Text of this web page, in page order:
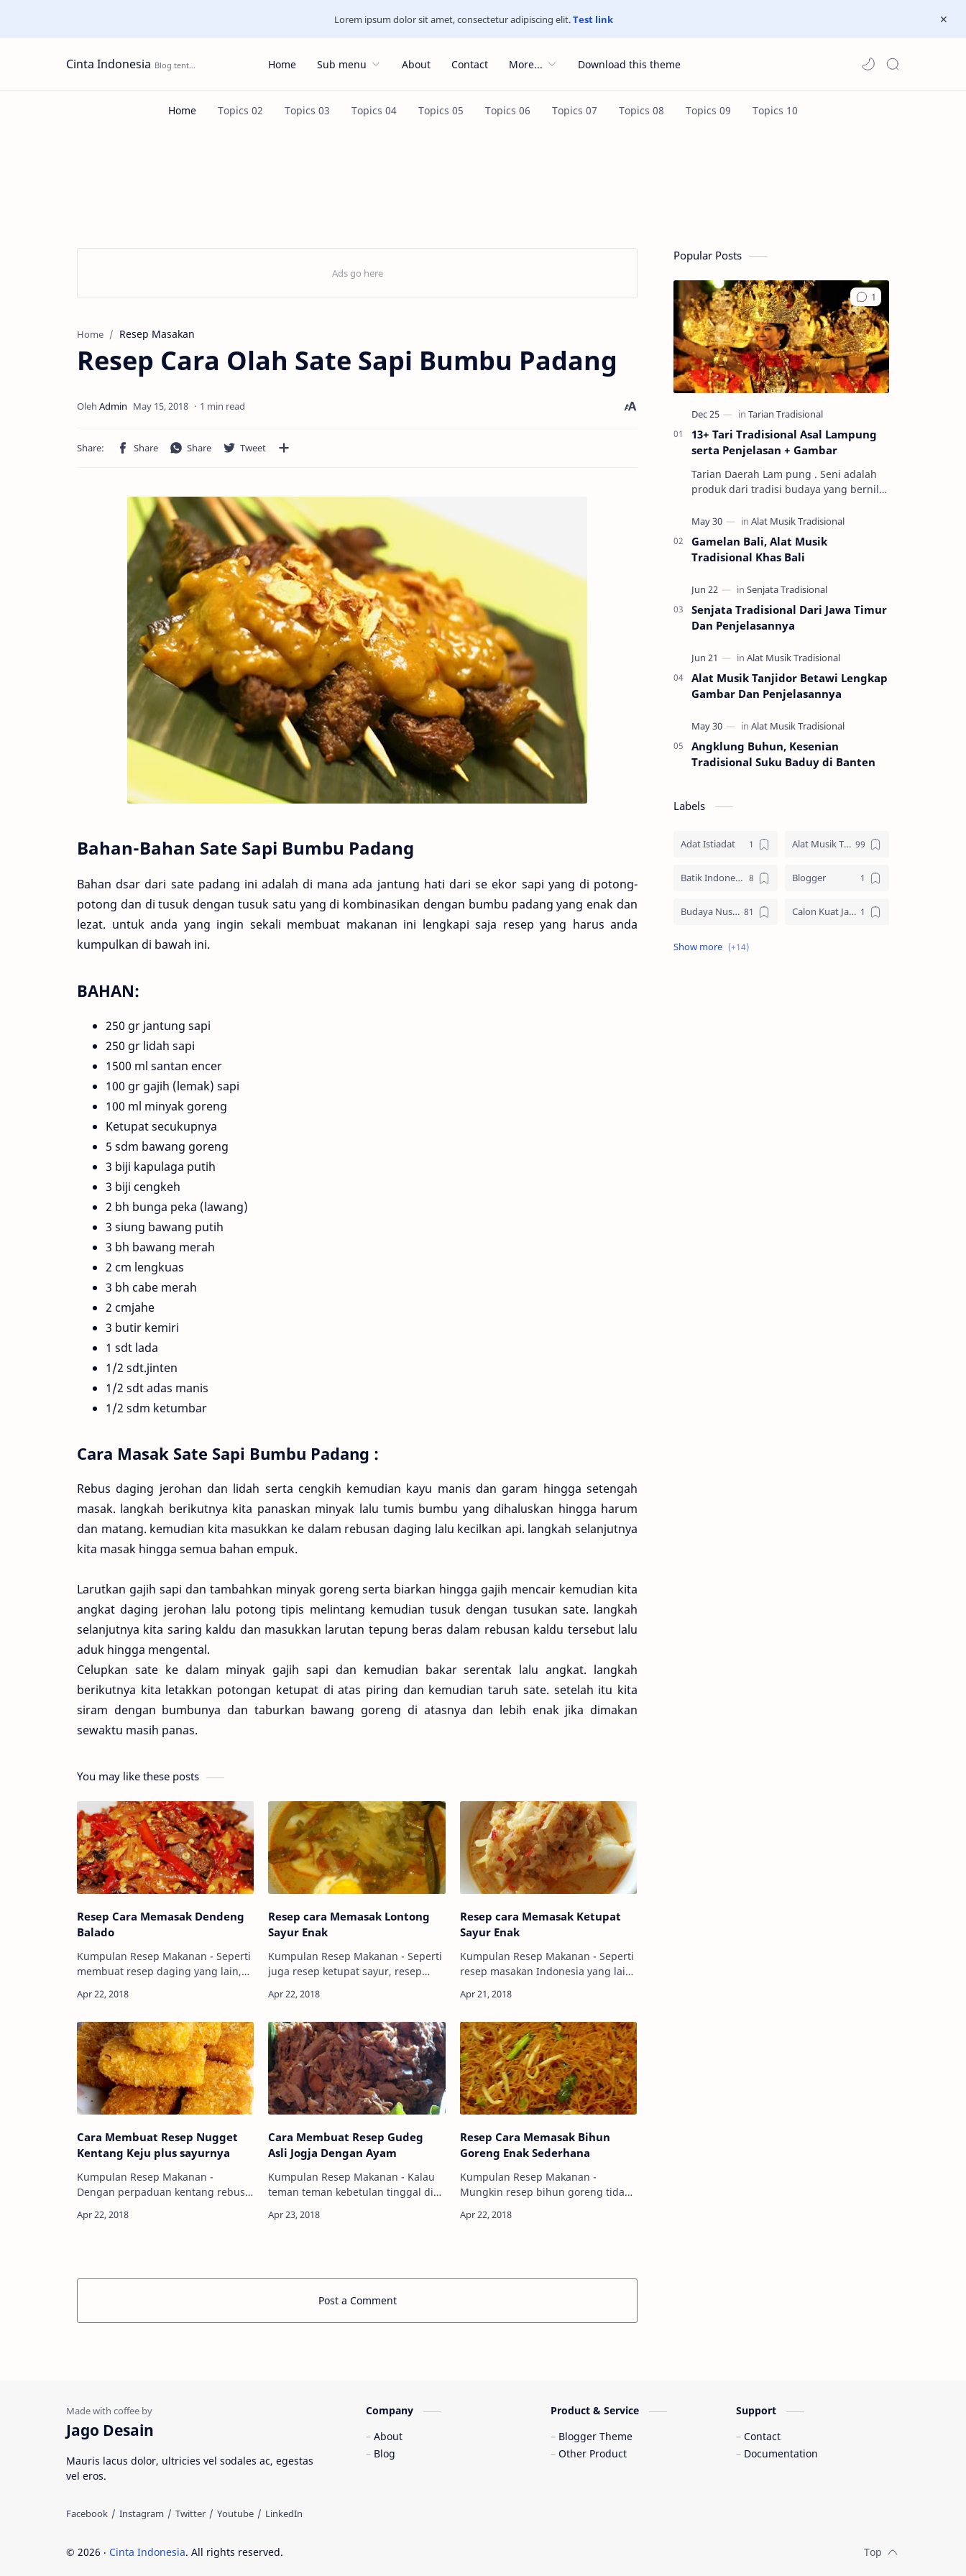
Lorem ipsum dolor sit amet, consectetur adipiscing elit.Test link
Cinta Indonesia Home Sub menu About Contact More... Download this theme
Home Resep Masakan
Resep Cara Olah Sate Sapi Bumbu Padang
1 min read
Bahan-Bahan Sate Sapi Bumbu Padang
Bahan dsar dari sate padang ini adalah di mana ada jantung hati dari se ekor sapi yang di potong-
potong dan di tusuk dengan tusuk satu yang di kombinasikan dengan bumbu padang yang enak dan
lezat. untuk anda yang ingin sekali membuat makanan ini lengkapi saja resep yang harus anda
kumpulkan di bawah ini.
BAHAN:
250 gr jantung sapi
250 gr lidah sapi
1500 ml santan encer
100 gr gajih (lemak) sapi
100 ml minyak goreng
Ketupat secukupnya
5 sdm bawang goreng
3 biji kapulaga putih
3 biji cengkeh
2 bh bunga peka (lawang)
3 siung bawang putih
3 bh bawang merah
2 cm lengkuas
3 bh cabe merah
2 cmjahe
3 butir kemiri
1 sdt lada
1/2 sdt.jinten
1/2 sdt adas manis
1/2 sdm ketumbar
Cara Masak Sate Sapi Bumbu Padang :
Rebus daging jerohan dan lidah serta cengkih kemudian kayu manis dan garam hingga setengah
masak. langkah berikutnya kita panaskan minyak lalu tumis bumbu yang dihaluskan hingga harum
dan matang. kemudian kita masukkan ke dalam rebusan daging lalu kecilkan api. langkah selanjutnya
kita masak hingga semua bahan empuk.
Larutkan gajih sapi dan tambahkan minyak goreng serta biarkan hingga gajih mencair kemudian kita
angkat daging jerohan lalu potong tipis melintang kemudian tusuk dengan tusukan sate. langkah
selanjutnya kita saring kaldu dan masukkan larutan tepung beras dalam rebusan kaldu tersebut lalu
aduk hingga mengental.
Celupkan sate ke dalam minyak gajih sapi dan kemudian bakar serentak lalu angkat. langkah
berikutnya kita letakkan potongan ketupat di atas piring dan kemudian taruh sate. setelah itu kita
siram dengan bumbunya dan taburkan bawang goreng di atasnya dan lebih enak jika dimakan
sewaktu masih panas.
You may like these posts
Resep Cara Memasak Dendeng
Balado
Kumpulan Resep Makanan - Seperti
membuat resep daging yang lain,
diperhatikan dalam cara membuat
membuat resep d…
Resep cara Memasak Lontong
Sayur Enak
Kumpulan Resep Makanan - Seperti
juga resep ketupat sayur, resep
bahan bahan dan bumbu yang
labu siam, kacang p…
Resep cara Memasak Ketupat
Sayur Enak
Kumpulan Resep Makanan - Seperti
resep masakan Indonesia yang lain,
enak dan lezat kunci utamanya
bumbu ketupat s…
Cara Membuat Resep Nugget
Kentang Keju plus sayurnya
Kumpulan Resep Makanan -
Dengan perpaduan kentang rebus
kandungan susu, wortel yang kaya
Cara Membuat Resep Gudeg
Asli Jogja Dengan Ayam
Kumpulan Resep Makanan - Kalau
teman teman kebetulan tinggal di
mungkin lebih mudah dan praktis
Resep Cara Memasak Bihun
Goreng Enak Sederhana
Kumpulan Resep Makanan -
Mungkin resep bihun goreng tidak
digunakan untuk bahan pelengkap
Post a Comment
Popular Posts
13+ Tari Tradisional Asal Lampung
serta Penjelasan + Gambar
Tarian Daerah Lam pung . Seni adalah
produk dari tradisi budaya yang bernilai
menentukan keberlanjutan nilai b…
Gamelan Bali, Alat Musik
Tradisional Khas Bali
Senjata Tradisional Dari Jawa Timur
Dan Penjelasannya
Alat Musik Tanjidor Betawi Lengkap
Gambar Dan Penjelasannya
Angklung Buhun, Kesenian
Tradisional Suku Baduy di Banten
Labels
Adat Istiadat Alat Musik Tradisional
Batik Indonesia Blogger
Budaya Nusantara Calon Kuat Jadi Panglima TNI
Jasa website
Jago Desain
Mauris lacus dolor, ultricies vel sodales ac, egestas
vel eros.
Company
About
Blog
Product & Service
Blogger Theme
Other Product
Support
Contact
Documentation
© 2026 ‧ Cinta Indonesia. All rights reserved.